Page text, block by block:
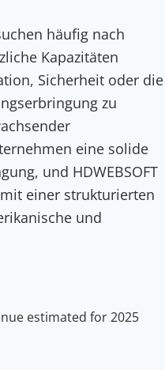
häufig nach
Kapazitäten
Sicherheit oder die
zu
eine solide
und HDWEBSOFT
einer strukturierten
und
estimated for 2025